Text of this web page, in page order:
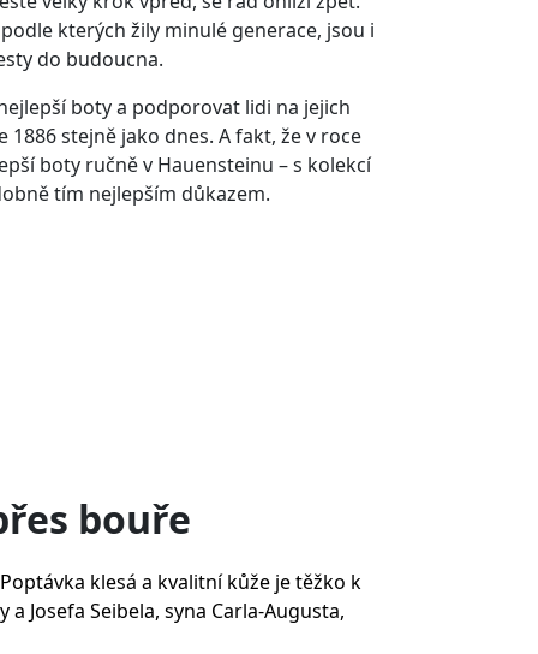
kterých žily minulé generace, jsou i
do budoucna.
boty a podporovat lidi na jejich
stejně jako dnes. A fakt, že v roce
boty ručně v Hauensteinu – s kolekcí
tím nejlepším důkazem.
bouře
klesá a kvalitní kůže je těžko k
Josefa Seibela, syna Carla-Augusta,